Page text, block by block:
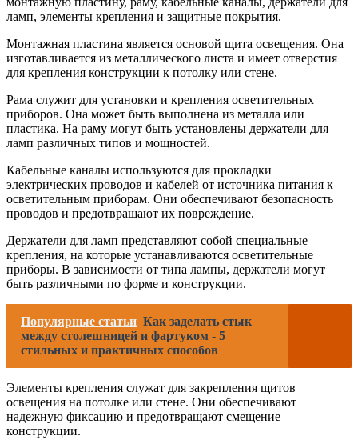
ламп, элементы крепления и защитные покрытия.
Монтажная пластина является основой щита освещения. Она
изготавливается из металлического листа и имеет отверстия
для крепления конструкции к потолку или стене.
Рама служит для установки и крепления осветительных
приборов. Она может быть выполнена из металла или
пластика. На раму могут быть установлены держатели для
ламп различных типов и мощностей.
Кабельные каналы используются для прокладки
электрических проводов и кабелей от источника питания к
осветительным приборам. Они обеспечивают безопасность
проводов и предотвращают их повреждение.
Держатели для ламп представляют собой специальные
крепления, на которые устанавливаются осветительные
приборы. В зависимости от типа лампы, держатели могут
быть различными по форме и конструкции.
Популярные статьи Как заделать стык
между столешницей и фартуком - 5
стильных и практичных способов
Элементы крепления служат для закрепления щитов
освещения на потолке или стене. Они обеспечивают
надежную фиксацию и предотвращают смещение
конструкции.